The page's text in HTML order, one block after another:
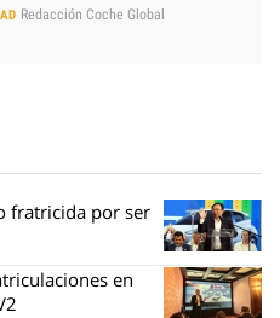
Redacción Coche Global
fratricida por ser
en